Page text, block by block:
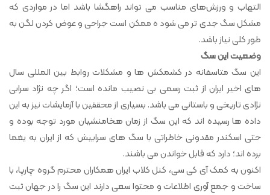
التهاب و ورزش‌های مناسب می تواند راهگشا باشد اما در مواردی که
مشکل سگ جدی تر می شود ه ممکن است جراحی و عوض کردن لگن به
طور کلی نیاز باشد.
وضعیت این سگ
این سگ متاسفانه در کشمکش ها و مشکلات روابط بین المللی سال
های اخیر ایران از ثبت رسمی بی نصیب مانده است؛ اگر چه نژاد سرابی
نژادی تاریخی و باستانی می باشد. بسیاری از محققین با آزمایشات نیز به این
داده ها رسیده اند که این سگ از زمان هخامنشیان مورد توجه بوده و
حتی اسکندر مقدونی خاطراتی با سگ های سرابیش که از ایران به یغما
برده اند؛ دارد که قابل خواندن می باشند.
اکنون به کمک آی کی سی، کنل کلاب ایران همکاران محترم گروه چارپا، با
ساخت و جمع آوری اطلاعات و محتوا سعی دارند این سگ را در جهان ثبت